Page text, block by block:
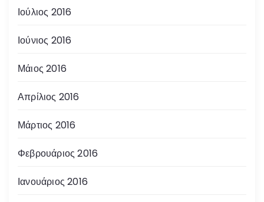
Ιούλιος 2016
Ιούνιος 2016
Μάιος 2016
Απρίλιος 2016
Μάρτιος 2016
Φεβρουάριος 2016
Ιανουάριος 2016